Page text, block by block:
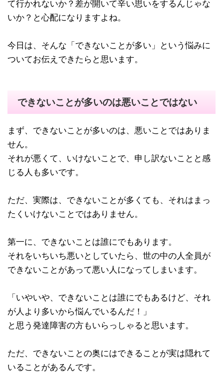
て行かれないか？差が開いて辛い思いをするんじゃな
いか？と心配になりますよね。
今日は、そんな「できないことが多い」という悩みに
ついてお伝えできたらと思います。
できないことが多いのは悪いことではない
まず、できないことが多いのは、悪いことではありま
せん。
それが悪くて、いけないことで、申し訳ないことと感
じる人も多いです。
ただ、実際は、できないことが多くても、それはまっ
たくいけないことではありません。
第一に、できないことは誰にでもあります。
それをいちいち悪いとしていたら、世の中の人全員が
できないことがあって悪い人になってしまいます。
「いやいや、できないことは誰にでもあるけど、それ
が人より多いから悩んでいるんだ！」
と思う発達障害の方もいらっしゃると思います。
ただ、できないことの奥にはできることが実は隠れて
いることがあるんです。